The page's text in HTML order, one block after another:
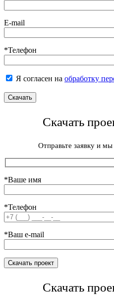
E-mail
*Телефон
Я согласен на обработку
Скачать
Отправьте заявку и
*Ваше имя
*Телефон
*Ваш e-mail
Скачать